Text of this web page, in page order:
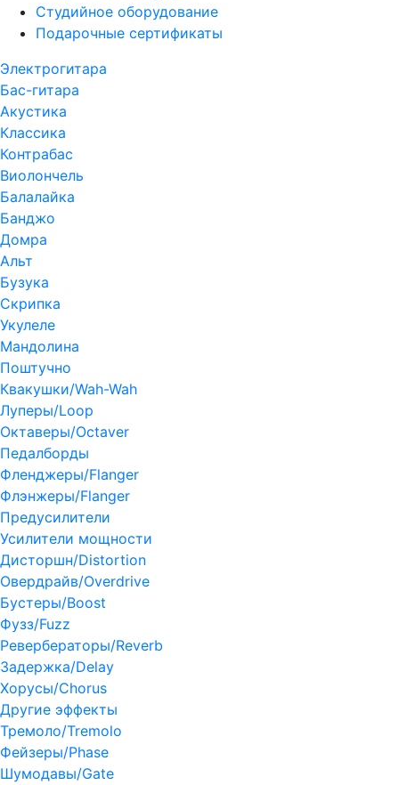
Студийное оборудование
Подарочные сертификаты
Электрогитара
Бас-гитара
Акустика
Классика
Контрабас
Виолончель
Балалайка
Банджо
Домра
Альт
Бузука
Скрипка
Укулеле
Мандолина
Поштучно
Квакушки/Wah-Wah
Луперы/Loop
Октаверы/Octaver
Педалборды
Фленджеры/Flanger
Флэнжеры/Flanger
Предусилители
Усилители мощности
Дисторшн/Distortion
Овердрайв/Overdrive
Бустеры/Boost
Фузз/Fuzz
Ревербераторы/Reverb
Задержка/Delay
Хорусы/Chorus
Другие эффекты
Тремоло/Tremolo
Фейзеры/Phase
Шумодавы/Gate